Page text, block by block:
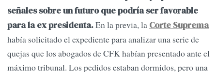
señales sobre un futuro que podría ser favorable
para la ex presidenta.En la previa, la Corte Suprema
había solicitado el expediente para analizar una serie de
quejas que los abogados de CFK habían presentado ante el
máximo tribunal. Los pedidos estaban dormidos, pero una